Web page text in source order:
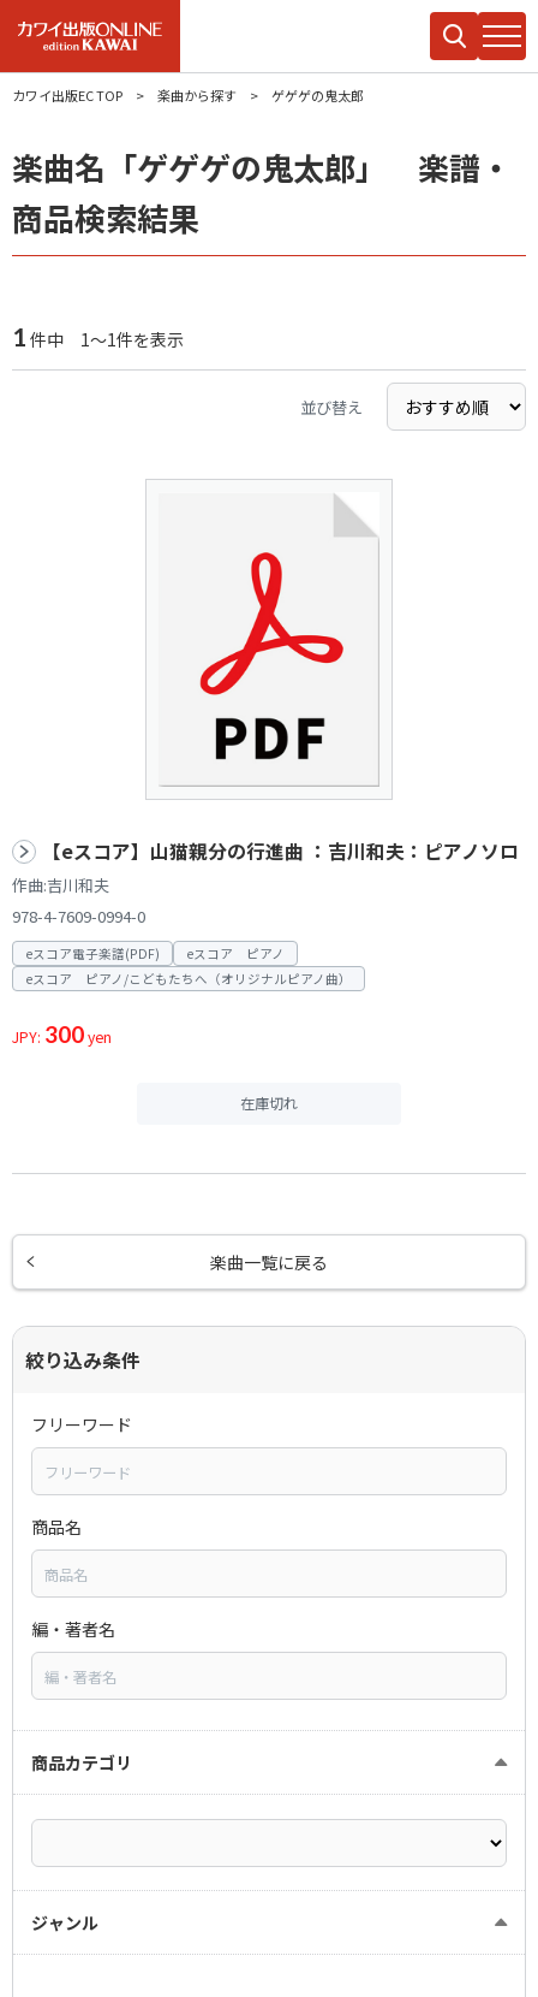
カワイ出版EC TOP 楽曲から探す ゲゲゲの鬼太郎
楽曲名「ゲゲゲの鬼太郎」 楽譜・
商品検索結果
1 件中 1～1件を表示
並び替え
【eスコア】山猫親分の行進曲 ：吉川和夫：ピアノソロ
作曲:吉川和夫
978-4-7609-0994-0
eスコア電子楽譜(PDF)
eスコア ピアノ
eスコア ピアノ/こどもたちへ（オリジナルピアノ曲）
JPY: 300yen
在庫切れ
楽曲一覧に戻る
絞り込み条件
フリーワード
商品名
編・著者名
商品カテゴリ
ジャンル